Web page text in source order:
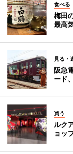
食べる
梅田
最高
見る・
阪急
ード
買う
ルク
ョッ